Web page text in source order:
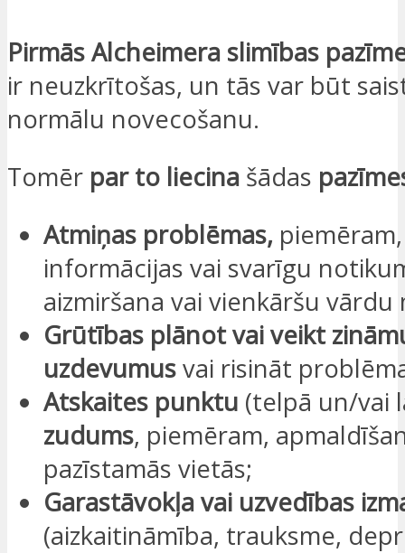
Pirmās Alcheimera slimības
ir neuzkrītošas, un tās var būt
normālu novecošanu.
Tomēr par to liecina šādas
Atmiņas problēmas,
informācijas vai svarīgu
aizmiršana vai vienkāršu vārdu
Grūtības plānot vai veikt
uzdevumusvai risināt
Atskaites punktu (telpā un/vai
zudums, piemēram,
pazīstamās vietās;
Garastāvokļa vai uzvedības
(aizkaitināmība, trauksme,